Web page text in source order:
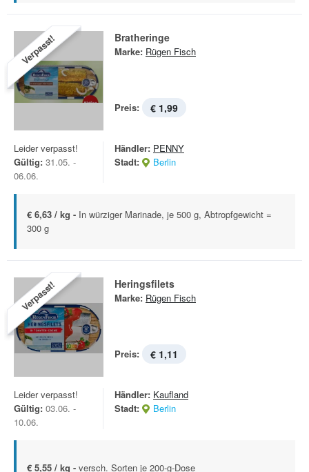
Verpasst! Bratheringe
Marke: Rügen Fisch
Preis: € 1,99
Leider verpasst!
Gültig: 31.05. -
06.06.
Händler: PENNY
Stadt:
Berlin
€ 6,63 / kg - In würziger Marinade, je 500 g, Abtropfgewicht =
300 g
Verpasst! Heringsfilets
Marke: Rügen Fisch
Preis: € 1,11
Leider verpasst!
Gültig: 03.06. -
10.06.
Händler: Kaufland
Stadt:
Berlin
€ 5,55 / kg - versch. Sorten je 200-g-Dose